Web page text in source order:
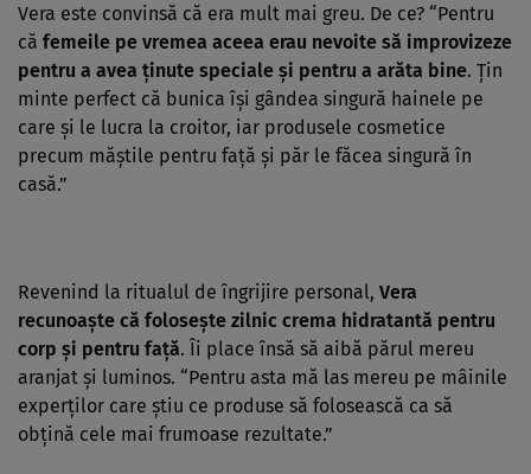
Vera este convinsă că era mult mai greu. De ce? “Pentru
că femeile pe vremea aceea erau nevoite să improvizeze
pentru a avea ţinute speciale şi pentru a arăta bine. Ţin
minte perfect că bunica îşi gândea singură hainele pe
care şi le lucra la croitor, iar produsele cosmetice
precum măştile pentru faţă şi păr le făcea singură în
casă.”
Revenind la ritualul de îngrijire personal, Vera
recunoaşte că foloseşte zilnic crema hidratantă pentru
corp şi pentru faţă. Îi place însă să aibă părul mereu
aranjat şi luminos. “Pentru asta mă las mereu pe mâinile
experţilor care ştiu ce produse să folosească ca să
obţină cele mai frumoase rezultate.”